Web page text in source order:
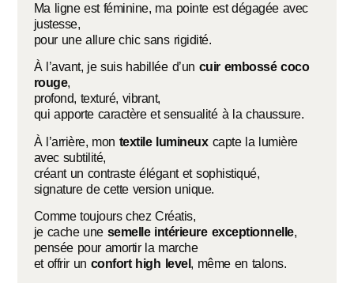
Ma ligne est féminine, ma pointe est dégagée avec
justesse,
pour une allure chic sans rigidité.
À l’avant, je suis habillée d’un cuir embossé coco
rouge,
profond, texturé, vibrant,
qui apporte caractère et sensualité à la chaussure.
À l’arrière, mon textile lumineuxcapte la lumière
avec subtilité,
créant un contraste élégant et sophistiqué,
signature de cette version unique.
Comme toujours chez Créatis,
je cache une semelle intérieure exceptionnelle,
pensée pour amortir la marche
et offrir un confort high level , même en talons.